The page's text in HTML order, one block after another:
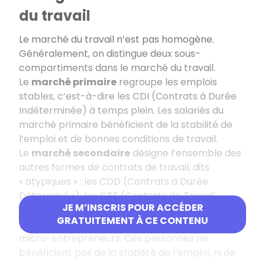
JE M’INSCRIS POUR ACCÉDER
GRATUITEMENT À CE CONTENU
du travail
Le marché du travail n’est pas homogène.
Généralement, on distingue deux sous-
compartiments dans le marché du travail.
Le marché primaire regroupe les emplois
stables, c’est-à-dire les CDI (Contrats à Durée
Indéterminée) à temps plein. Les salariés du
marché primaire bénéficient de la stabilité de
l’emploi et de bonnes conditions de travail.
Le marché secondaire désigne l’ensemble des
autres formes de contrats de travail, dits
« atypiques » : les CDD (Contrats à Durée
Déterminée), les CTT (Contrats de Travail
Temporaire, appelés aussi « intérim »), les temps
partiels, voire les contrats de missions des
micro-entrepreneurs. Ces personnes ne
bénéficient pas de la stabilité de l’emploi, ni de